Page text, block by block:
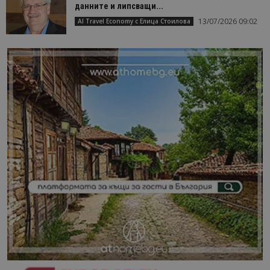
данните и липсващи...
AI Travel Economy с Елица Стоилова 13/07/2026 09:02